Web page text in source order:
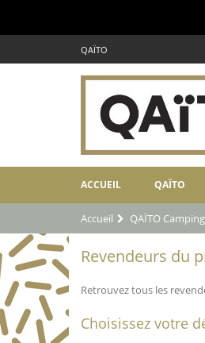
QAÏTO
ACCUEIL QAÏTO
Accueil QAÏTO Camping
Revendeurs du
Retrouvez tous les
Choisissez votre